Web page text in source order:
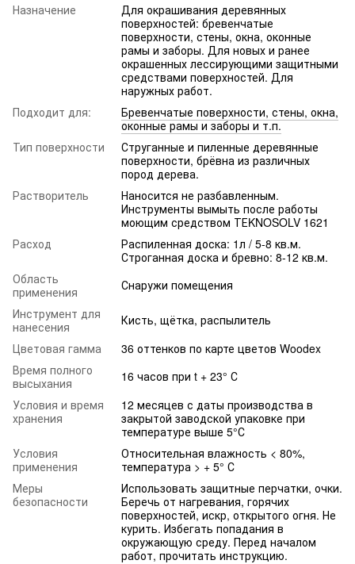
Назначение
Для окрашивания деревянных
поверхностей: бревенчатые
поверхности, стены, окна, оконные
рамы и заборы. Для новых и ранее
окрашенных лессирующими защитными
средствами поверхностей. Для
наружных работ.
Подходит для:
Бревенчатые поверхности, стены, окна,
оконные рамы и заборы и т.п.
Тип поверхности
Струганные и пиленные деревянные
поверхности, брёвна из различных
пород дерева.
Растворитель
Наносится не разбавленным.
Инструменты вымыть после работы
моющим средством ТЕKNOSOLV 1621
Расход
Распиленная доска: 1л / 5-8 кв.м.
Строганная доска и бревно: 8-12 кв.м.
Область
применения
Снаружи помещения
Инструмент для
нанесения
Кисть, щётка, распылитель
Цветовая гамма
36 оттенков по карте цветов Woodex
Время полного
высыхания
16 часов при t + 23° С
Условия и время
хранения
12 месяцев с даты производства в
закрытой заводской упаковке при
температуре выше 5°С
Условия
применения
Относительная влажность < 80%,
температура > + 5° С
Меры
безопасности
Использовать защитные перчатки, очки.
Беречь от нагревания, горячих
поверхностей, искр, открытого огня. Не
курить. Избегать попадания в
окружающую среду. Перед началом
работ, прочитать инструкцию.